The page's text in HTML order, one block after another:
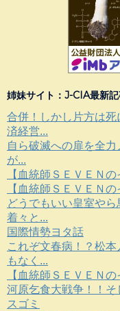
姉妹サイト：J-CIA最新
合併！しかし片方は
済経営...
自ら破滅への扉を全力
が...
【血統師ＳＥＶＥＮ
【血統師ＳＥＶＥＮ
どうでもいい皇室や
着々と...
国際情勢ヨタ話
これぞ文春病！？松
もなく...
【血統師ＳＥＶＥＮ
河原乞食大戦争！！
スゴミ